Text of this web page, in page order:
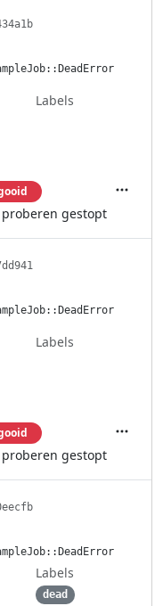
Labels
gestopt
Labels
gestopt
Labels
dead